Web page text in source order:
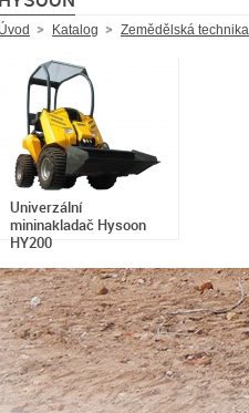
Úvod Katalog Zemědělská technika
Univerzální
mininakladač Hysoon
HY200